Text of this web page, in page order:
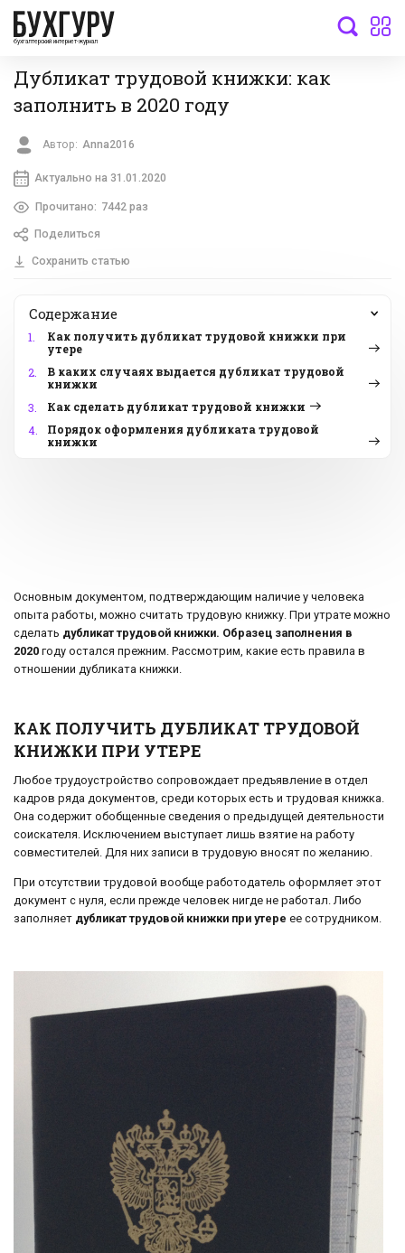
бухгалтерский интернет-журнал
Дубликат трудовой книжки: как
заполнить в 2020 году
Автор: Anna2016
Актуально на 31.01.2020
Прочитано: 7442 раз
Поделиться
Сохранить статью
Содержание
1.
Как получить дубликат трудовой книжки при
утере
2.
В каких случаях выдается дубликат трудовой
книжки
3.
Как сделать дубликат трудовой книжки
4.
Порядок оформления дубликата трудовой
книжки
Основным документом, подтверждающим наличие у человека
опыта работы, можно считать трудовую книжку. При утрате можно
сделать дубликат трудовой книжки. Образец заполнения в
2020 году остался прежним. Рассмотрим, какие есть правила в
отношении дубликата книжки.
КАК ПОЛУЧИТЬ ДУБЛИКАТ ТРУДОВОЙ
КНИЖКИ ПРИ УТЕРЕ
Любое трудоустройство сопровождает предъявление в отдел
кадров ряда документов, среди которых есть и трудовая книжка.
Она содержит обобщенные сведения о предыдущей деятельности
соискателя. Исключением выступает лишь взятие на работу
совместителей. Для них записи в трудовую вносят по желанию.
При отсутствии трудовой вообще работодатель оформляет этот
документ с нуля, если прежде человек нигде не работал. Либо
заполняет дубликат трудовой книжки при утере ее сотрудником.